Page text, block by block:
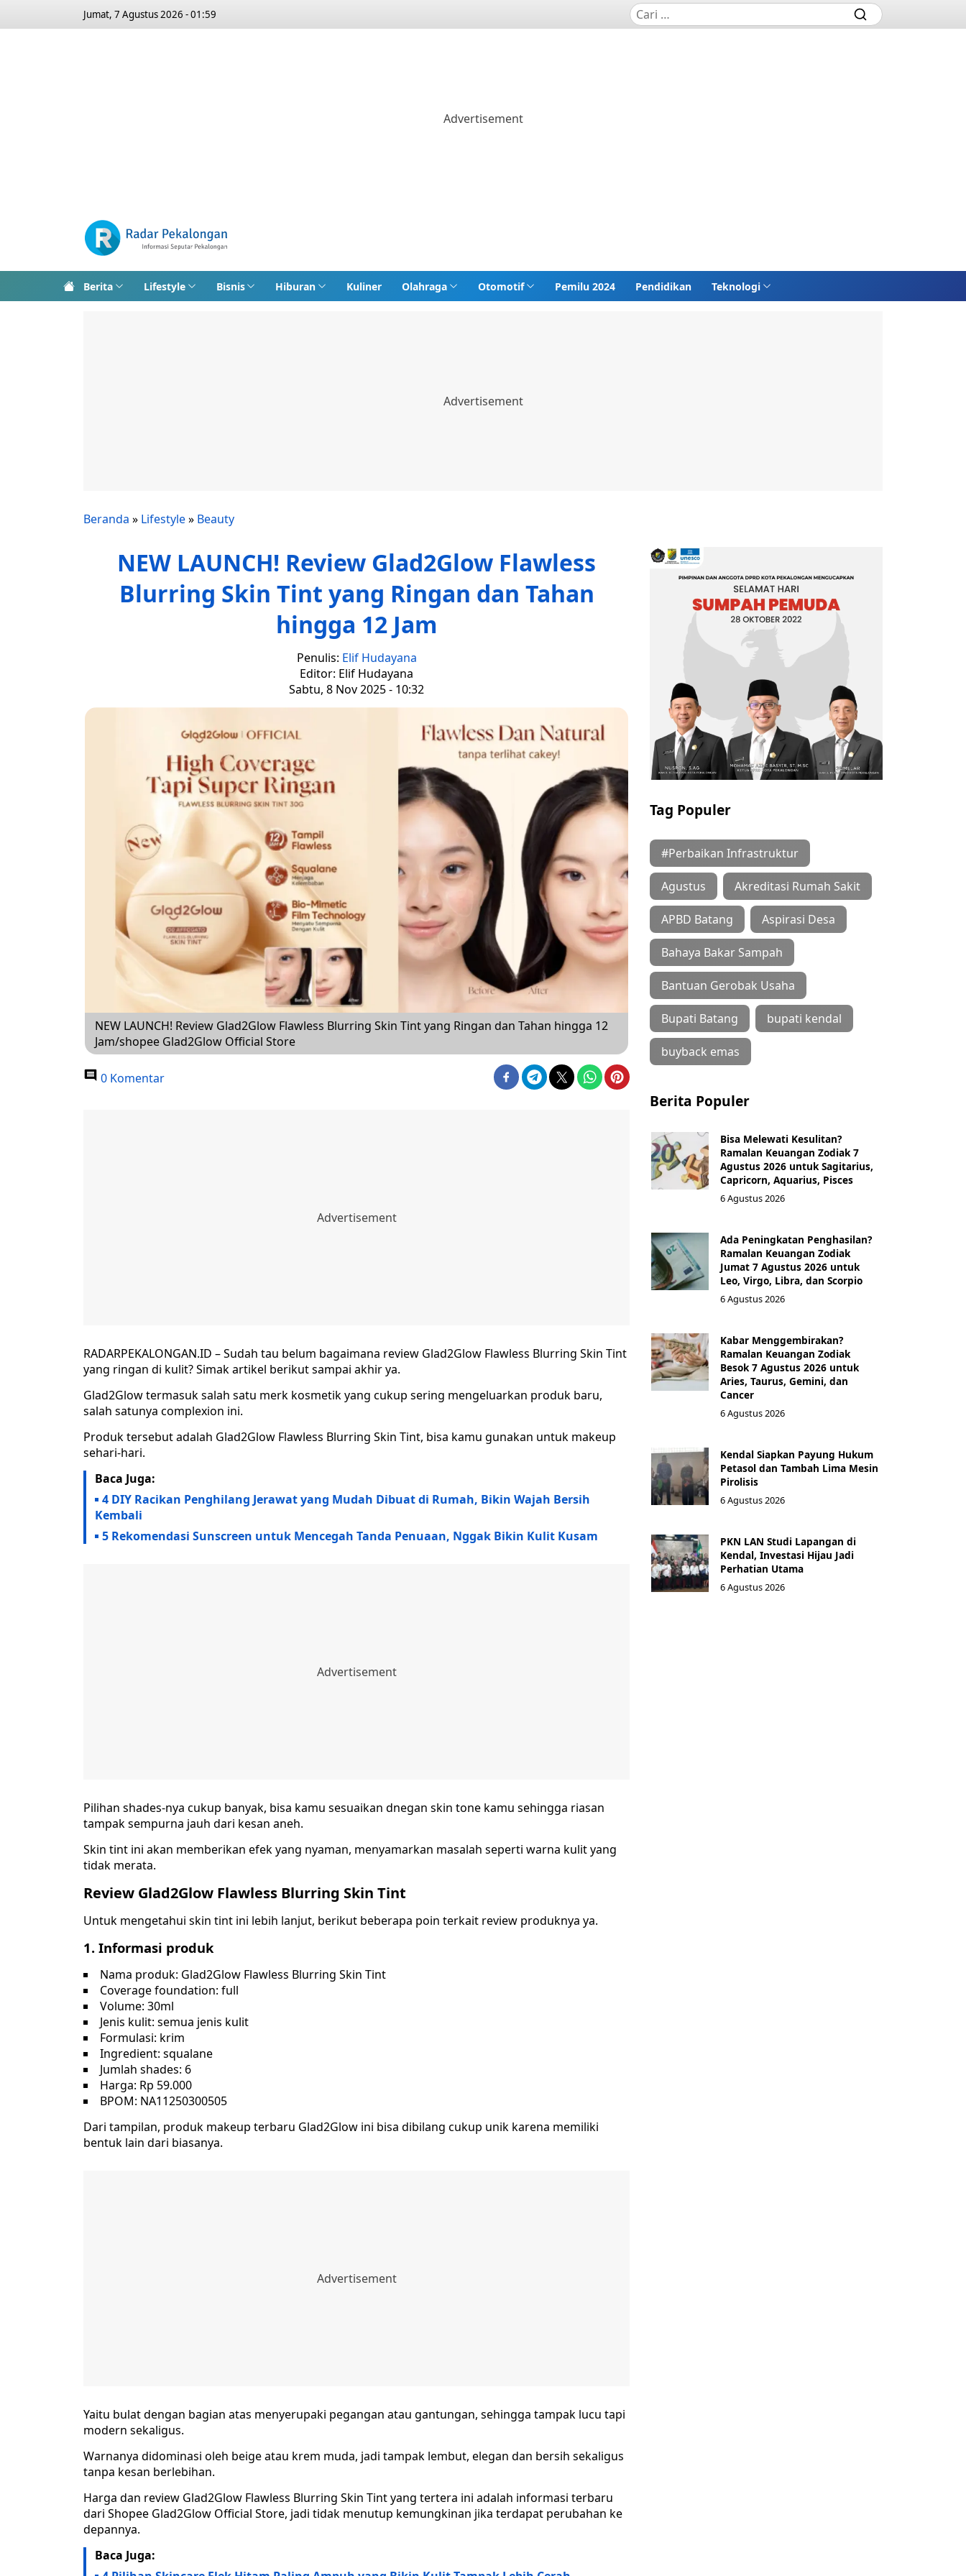
Jumat, 7 Agustus 2026 - 01:59
Berita Lifestyle Bisnis Hiburan Kuliner Olahraga Otomotif Pemilu 2024 Pendidikan Teknologi
Beranda » Lifestyle» Beauty
NEW LAUNCH! Review Glad2Glow Flawless
Blurring Skin Tint yang Ringan dan Tahan
hingga 12 Jam
Penulis: Elif Hudayana
Editor: Elif Hudayana
Sabtu, 8 Nov 2025 - 10:32
NEW LAUNCH! Review Glad2Glow Flawless Blurring Skin Tint yang Ringan dan Tahan hingga 12
Jam/shopee Glad2Glow Official Store
0 Komentar
RADARPEKALONGAN.ID – Sudah tau belum bagaimana review Glad2Glow Flawless Blurring Skin Tint
yang ringan di kulit? Simak artikel berikut sampai akhir ya.
Glad2Glow termasuk salah satu merk kosmetik yang cukup sering mengeluarkan produk baru,
salah satunya complexion ini.
Produk tersebut adalah Glad2Glow Flawless Blurring Skin Tint, bisa kamu gunakan untuk makeup
sehari-hari.
Baca Juga:
4 DIY Racikan Penghilang Jerawat yang Mudah Dibuat di Rumah, Bikin Wajah Bersih
Kembali
5 Rekomendasi Sunscreen untuk Mencegah Tanda Penuaan, Nggak Bikin Kulit Kusam
Pilihan shades-nya cukup banyak, bisa kamu sesuaikan dnegan skin tone kamu sehingga riasan
tampak sempurna jauh dari kesan aneh.
Skin tint ini akan memberikan efek yang nyaman, menyamarkan masalah seperti warna kulit yang
tidak merata.
Review Glad2Glow Flawless Blurring Skin Tint
Untuk mengetahui skin tint ini lebih lanjut, berikut beberapa poin terkait review produknya ya.
1. Informasi produk
Nama produk: Glad2Glow Flawless Blurring Skin Tint
Coverage foundation: full
Volume: 30ml
Jenis kulit: semua jenis kulit
Formulasi: krim
Ingredient: squalane
Jumlah shades: 6
Harga: Rp 59.000
BPOM: NA11250300505
Dari tampilan, produk makeup terbaru Glad2Glow ini bisa dibilang cukup unik karena memiliki
bentuk lain dari biasanya.
Yaitu bulat dengan bagian atas menyerupaki pegangan atau gantungan, sehingga tampak lucu tapi
modern sekaligus.
Warnanya didominasi oleh beige atau krem muda, jadi tampak lembut, elegan dan bersih sekaligus
tanpa kesan berlebihan.
Harga dan review Glad2Glow Flawless Blurring Skin Tint yang tertera ini adalah informasi terbaru
dari Shopee Glad2Glow Official Store, jadi tidak menutup kemungkinan jika terdapat perubahan ke
depannya.
Baca Juga:
Tag Populer
#Perbaikan Infrastruktur
Agustus Akreditasi Rumah Sakit
APBD Batang Aspirasi Desa
Bahaya Bakar Sampah
Bantuan Gerobak Usaha
Bupati Batang bupati kendal
buyback emas
Berita Populer
Bisa Melewati Kesulitan?
Ramalan Keuangan Zodiak 7
Agustus 2026 untuk Sagitarius,
Capricorn, Aquarius, Pisces
6 Agustus 2026
Ada Peningkatan Penghasilan?
Ramalan Keuangan Zodiak
Jumat 7 Agustus 2026 untuk
Leo, Virgo, Libra, dan Scorpio
6 Agustus 2026
Kabar Menggembirakan?
Ramalan Keuangan Zodiak
Besok 7 Agustus 2026 untuk
Aries, Taurus, Gemini, dan
Cancer
6 Agustus 2026
Kendal Siapkan Payung Hukum
Petasol dan Tambah Lima Mesin
Pirolisis
6 Agustus 2026
PKN LAN Studi Lapangan di
Kendal, Investasi Hijau Jadi
Perhatian Utama
6 Agustus 2026